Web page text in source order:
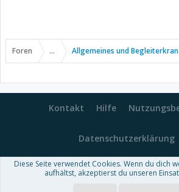
Foren ... Allgemeines und
Kontakt Hilfe
Datenschutzerklärung
Forum software by XenForo™-
Diese Seite verwendet Cookies. Wenn du dich
aufhältst, akzeptierst du unseren